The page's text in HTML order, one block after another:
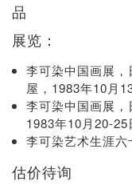
品
展览：
李可染中国画展
屋，1983年10月
李可染中国画展，
1983年10月20-25
李可染艺术生涯
估价待询